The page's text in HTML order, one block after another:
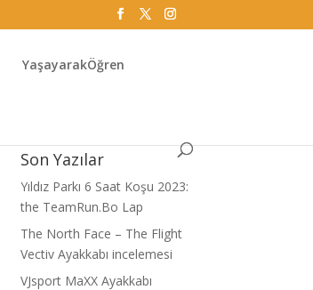
YaşayarakÖğren
Son Yazılar
Yıldız Parkı 6 Saat Koşu 2023:
the TeamRun.Bo Lap
The North Face – The Flight
Vectiv Ayakkabı incelemesi
VJsport MaXX Ayakkabı